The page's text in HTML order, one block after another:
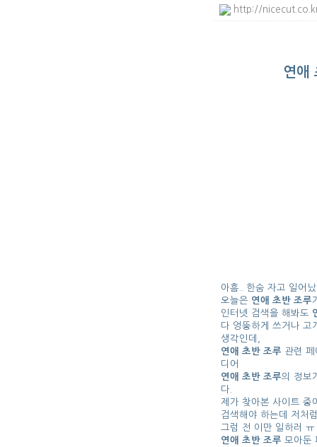
http://
연애
아흠.. 한숨 자고 일어
오늘은 연애 초반 조루
인터넷 검색을 해봐도
다 엉뚱하게 쓰거나 고
생각인데,
연애 초반 조루 관련
디어
연애 초반 조루의 정보
다.
제가 찾아본 사이트 중
검색해야 하는데 저처
그럼 전 이만 일하러 ㅠ
연애 초반 조루 모아둔